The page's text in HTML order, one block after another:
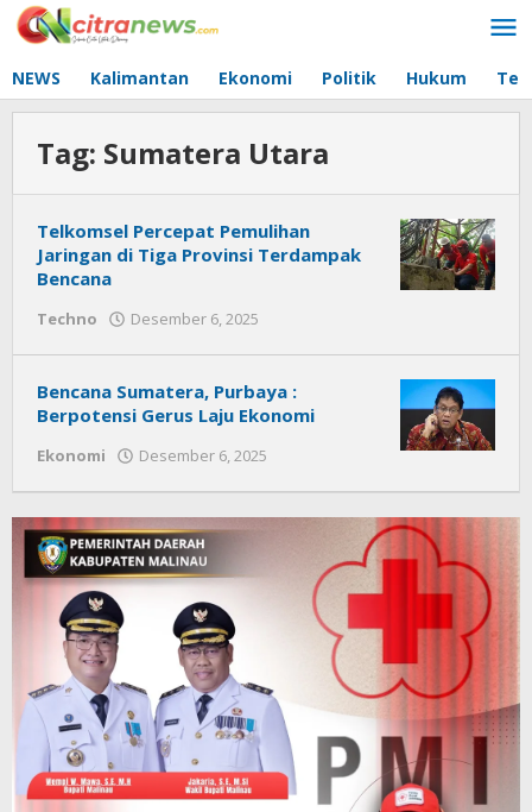
Lewati
ke
NEWS Kalimantan Ekonomi Politik Hukum
Tag: Sumatera Utara
Telkomsel Percepat Pemulihan
Jaringan di Tiga Provinsi Terdampak
Bencana
Techno Desember 6, 2025
Bencana Sumatera, Purbaya :
Berpotensi Gerus Laju Ekonomi
Ekonomi Desember 6, 2025